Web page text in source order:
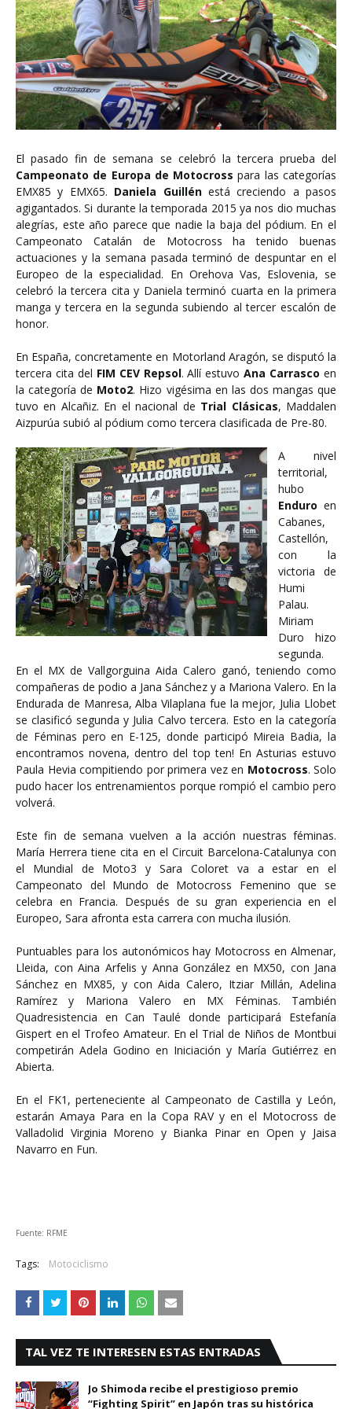
El pasado fin de semana se celebró la tercera prueba del
Campeonato de Europa de Motocross para las categorías
EMX85 y EMX65. Daniela Guillénestá creciendo a pasos
agigantados. Si durante la temporada 2015 ya nos dio muchas
alegrías, este año parece que nadie la baja del pódium. En el
Campeonato Catalán de Motocross ha tenido buenas
actuaciones y la semana pasada terminó de despuntar en el
Europeo de la especialidad. En Orehova Vas, Eslovenia, se
celebró la tercera cita y Daniela terminó cuarta en la primera
manga y tercera en la segunda subiendo al tercer escalón de
honor.
En España, concretamente en Motorland Aragón, se disputó la
tercera cita del FIM CEV Repsol. Allí estuvoAna Carrasco en
la categoría de Moto2. Hizo vigésima en las dos mangas que
tuvo en Alcañiz. En el nacional de Trial Clásicas, Maddalen
Aizpurúa subió al pódium como tercera clasificada de Pre-80.
A nivel
territorial,
hubo
Enduro en
Cabanes,
Castellón,
con la
victoria de
Humi
Palau.
Miriam
Duro hizo
segunda.
En el MX de Vallgorguina Aida Calero ganó, teniendo como
compañeras de podio a Jana Sánchez y a Mariona Valero. En la
Endurada de Manresa, Alba Vilaplana fue la mejor, Julia Llobet
se clasificó segunda y Julia Calvo tercera. Esto en la categoría
de Féminas pero en E-125, donde participó Mireia Badia, la
encontramos novena, dentro del top ten! En Asturias estuvo
Paula Hevia compitiendo por primera vez en Motocross. Solo
pudo hacer los entrenamientos porque rompió el cambio pero
volverá.
Este fin de semana vuelven a la acción nuestras féminas.
María Herrera tiene cita en el Circuit Barcelona-Catalunya con
el Mundial de Moto3 y Sara Coloret va a estar en el
Campeonato del Mundo de Motocross Femenino que se
celebra en Francia. Después de su gran experiencia en el
Europeo, Sara afronta esta carrera con mucha ilusión.
Puntuables para los autonómicos hay Motocross en Almenar,
Lleida, con Aina Arfelis y Anna González en MX50, con Jana
Sánchez en MX85, y con Aida Calero, Itziar Millán, Adelina
Ramírez y Mariona Valero en MX Féminas. También
Quadresistencia en Can Taulé donde participará Estefanía
Gispert en el Trofeo Amateur. En el Trial de Niños de Montbui
competirán Adela Godino en Iniciación y María Gutiérrez en
Abierta.
En el FK1, perteneciente al Campeonato de Castilla y León,
estarán Amaya Para en la Copa RAV y en el Motocross de
Valladolid Virginia Moreno y Bianka Pinar en Open y Jaisa
Navarro en Fun.
Fuente: RFME
Tags: Motociclismo
TAL VEZ TE INTERESEN ESTAS ENTRADAS
Jo Shimoda recibe el prestigioso premio
“Fighting Spirit” en Japón tras su histórica